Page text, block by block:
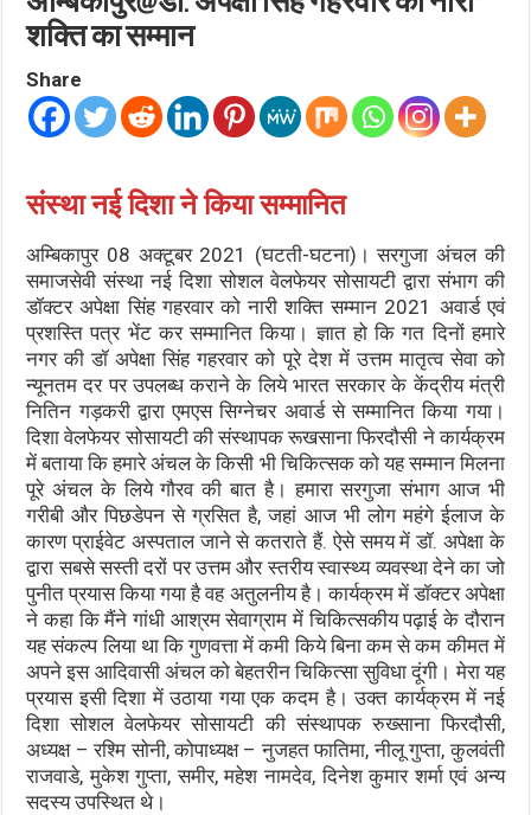
शक्ति का सम्मान
Share
संस्था नई दिशा ने किया सम्मानित
अम्बिकापुर 08 अक्टूबर 2021 (घटती-घटना)। सरगुजा अंचल की
समाजसेवी संस्था नई दिशा सोशल वेलफेयर सोसायटी द्वारा संभाग की
डॉक्टर अपेक्षा सिंह गहरवार को नारी शक्ति सम्मान 2021 अवार्ड एवं
प्रशस्ति पत्र भेंट कर सम्मानित किया। ज्ञात हो कि गत दिनों हमारे
नगर की डॉ अपेक्षा सिंह गहरवार को पूरे देश में उत्तम मातृत्व सेवा को
न्यूनतम दर पर उपलब्ध कराने के लिये भारत सरकार के केंद्रीय मंत्री
नितिन गड़करी द्वारा एमएस सिग्नेचर अवार्ड से सम्मानित किया गया।
दिशा वेलफेयर सोसायटी की संस्थापक रूखसाना फिरदौसी ने कार्यक्रम
में बताया कि हमारे अंचल के किसी भी चिकित्सक को यह सम्मान मिलना
पूरे अंचल के लिये गौरव की बात है। हमारा सरगुजा संभाग आज भी
गरीबी और पिछडेपन से ग्रसित है, जहां आज भी लोग महंगे ईलाज के
कारण प्राईवेट अस्पताल जाने से कतराते हैं. ऐसे समय में डॉ. अपेक्षा के
द्वारा सबसे सस्ती दरों पर उत्तम और स्तरीय स्वास्थ्य व्यवस्था देने का जो
पुनीत प्रयास किया गया है वह अतुलनीय है। कार्यक्रम में डॉक्टर अपेक्षा
ने कहा कि मैंने गांधी आश्रम सेवाग्राम में चिकित्सकीय पढ़ाई के दौरान
यह संकल्प लिया था कि गुणवत्ता में कमी किये बिना कम से कम कीमत में
अपने इस आदिवासी अंचल को बेहतरीन चिकित्सा सुविधा दूंगी। मेरा यह
प्रयास इसी दिशा में उठाया गया एक कदम है। उक्त कार्यक्रम में नई
दिशा सोशल वेलफेयर सोसायटी की संस्थापक रुख्साना फिरदौसी,
अध्यक्ष – रश्मि सोनी, कोपाध्यक्ष – नुजहत फातिमा, नीलू गुप्ता, कुलवंती
राजवाडे, मुकेश गुप्ता, समीर, महेश नामदेव, दिनेश कुमार शर्मा एवं अन्य
सदस्य उपस्थित थे।